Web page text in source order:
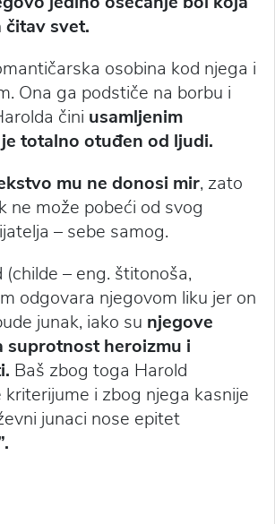
čitav svet.
osobina kod njega i
Ona ga podstiče na borbu i
čini usamljenim
totalno otuđen od ljudi.
mu ne donosi mir, zato
ne može pobeći od svog
– sebe samog.
(childe – eng. štitonoša,
odgovara njegovom liku jer on
junak, iako su njegove
suprotnost heroizmu i
Baš zbog toga Harold
i zbog njega kasnije
junaci nose epitet